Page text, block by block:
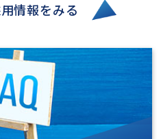
情報をみる